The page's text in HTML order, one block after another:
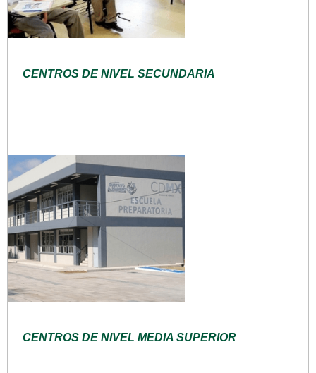
CENTROS DE NIVEL SECUNDARIA
CENTROS DE NIVEL MEDIA SUPERIOR